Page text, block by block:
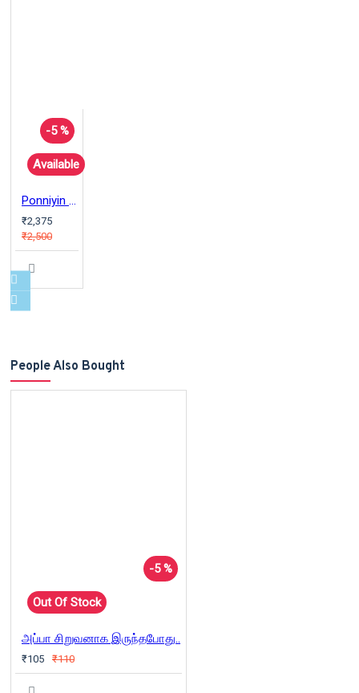
-5 %
Available
Ponniyin Selvan Comics (English)
₹2,375
₹2,500
People Also Bought
-5 %
Out Of Stock
அப்பா சிறுவனாக இருந்தபோது..
₹105 ₹110